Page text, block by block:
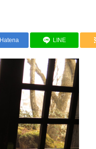
Hatena LINE